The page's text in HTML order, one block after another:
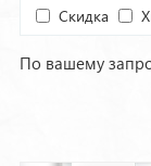
Скидка
По вашему